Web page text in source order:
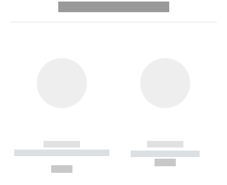
------------
----------- ----------- --------
------------
----------- -----------